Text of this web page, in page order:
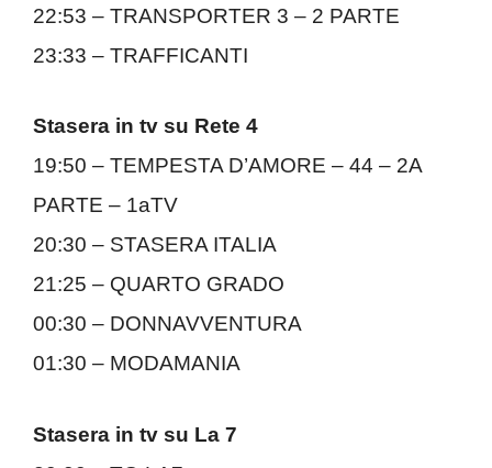
22:53 – TRANSPORTER 3 – 2 PARTE
23:33 – TRAFFICANTI
Stasera in tv su Rete 4
19:50 – TEMPESTA D’AMORE – 44 – 2A
PARTE – 1aTV
20:30 – STASERA ITALIA
21:25 – QUARTO GRADO
00:30 – DONNAVVENTURA
01:30 – MODAMANIA
Stasera in tv su La 7